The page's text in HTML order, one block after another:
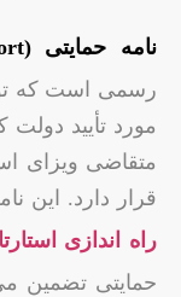
نامه حمایتی (Letter of Support یا LOS)
رسمی است که
مورد تأیید
متقاضی ویزای
قرار دارد. این
راه اندازی
حمایتی تضمین